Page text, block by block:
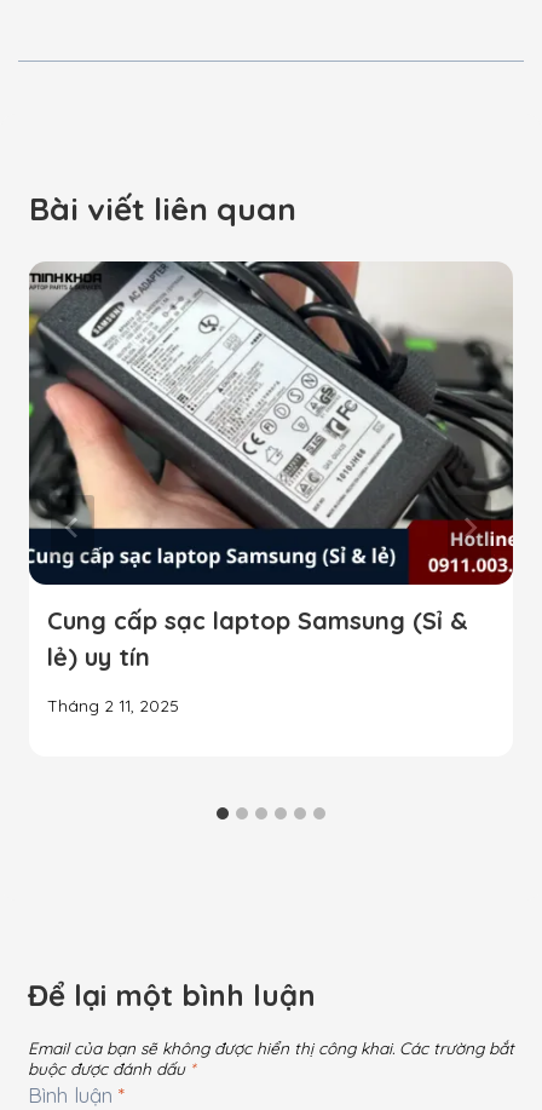
Bài viết liên quan
Cung cấp sạc laptop Samsung (Sỉ &
lẻ) uy tín
Tháng 2 11, 2025
Để lại một bình luận
Email của bạn sẽ không được hiển thị công khai. Các trường bắt
buộc được đánh dấu *
Bình luận *